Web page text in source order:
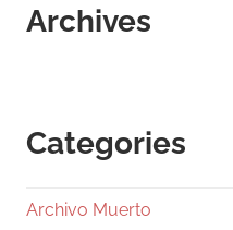
Archives
Categories
Archivo Muerto